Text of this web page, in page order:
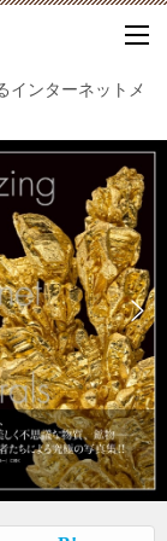
インターネットメ